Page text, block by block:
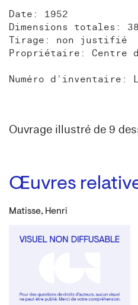
Date: 1952
Dimensions totales:
Tirage: non justifié
Propriétaire: Centre
Numéro d'inventaire:
Ouvrage illustré de 9
Œuvres
Matisse, Henri